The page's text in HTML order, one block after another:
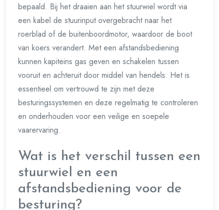
bepaald. Bij het draaien aan het stuurwiel wordt via
een kabel de stuurinput overgebracht naar het
roerblad of de buitenboordmotor, waardoor de boot
van koers verandert. Met een afstandsbediening
kunnen kapiteins gas geven en schakelen tussen
vooruit en achteruit door middel van hendels. Het is
essentieel om vertrouwd te zijn met deze
besturingssystemen en deze regelmatig te controleren
en onderhouden voor een veilige en soepele
vaarervaring.
Wat is het verschil tussen een
stuurwiel en een
afstandsbediening voor de
besturing?